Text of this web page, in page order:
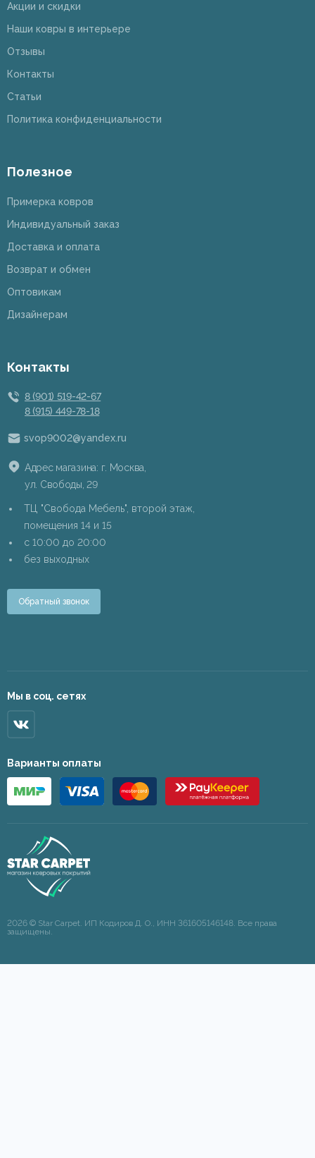
Акции и скидки
Наши ковры в интерьере
Отзывы
Контакты
Статьи
Политика конфиденциальности
Полезное
Примерка ковров
Индивидуальный заказ
Доставка и оплата
Возврат и обмен
Оптовикам
Дизайнерам
Контакты
8 (901) 519-42-67
8 (915) 449-78-18
svop9002@yandex.ru
Адрес магазина: г. Москва,
ул. Свободы, 29
ТЦ "Свобода Мебель", второй этаж,
помещения 14 и 15
c 10:00 до 20:00
без выходных
Обратный звонок
Мы в соц. сетях
Варианты оплаты
2026 © Star Carpet. ИП Кодиров Д. О., ИНН 361605146148. Все права
защищены.